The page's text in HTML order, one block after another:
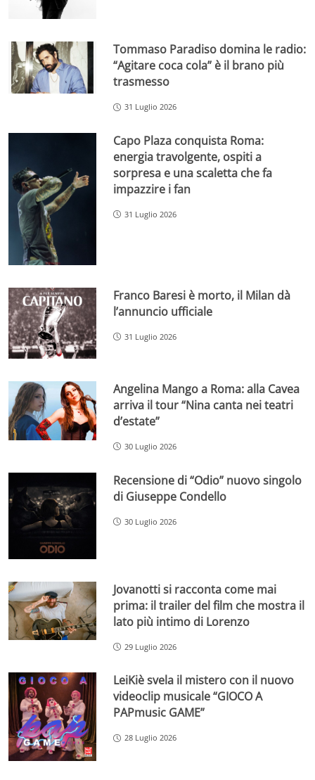
Tommaso Paradiso domina le radio:
“Agitare coca cola” è il brano più
trasmesso
31 Luglio 2026
Capo Plaza conquista Roma:
energia travolgente, ospiti a
sorpresa e una scaletta che fa
impazzire i fan
31 Luglio 2026
Franco Baresi è morto, il Milan dà
l’annuncio ufficiale
31 Luglio 2026
Angelina Mango a Roma: alla Cavea
arriva il tour “Nina canta nei teatri
d’estate”
30 Luglio 2026
Recensione di “Odio” nuovo singolo
di Giuseppe Condello
30 Luglio 2026
Jovanotti si racconta come mai
prima: il trailer del film che mostra il
lato più intimo di Lorenzo
29 Luglio 2026
LeiKiè svela il mistero con il nuovo
videoclip musicale “GIOCO A
PAPmusic GAME”
28 Luglio 2026